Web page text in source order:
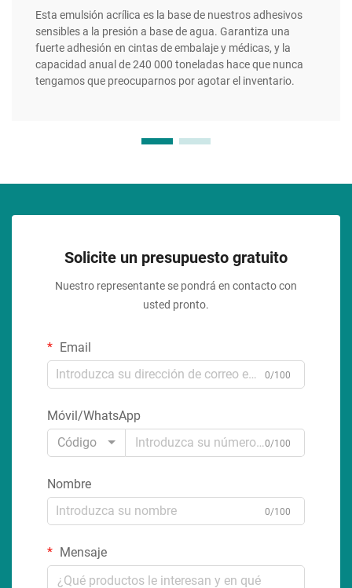
Esta emulsión acrílica es la base de nuestros adhesivos
sensibles a la presión a base de agua. Garantiza una
fuerte adhesión en cintas de embalaje y médicas, y la
capacidad anual de 240 000 toneladas hace que nunca
tengamos que preocuparnos por agotar el inventario.
Solicite un presupuesto gratuito
Nuestro representante se pondrá en contacto con
usted pronto.
Email
0/100
Móvil/WhatsApp
Código
0/100
Nombre
0/100
Mensaje